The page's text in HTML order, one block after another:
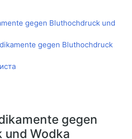
gegen Bluthochdruck und
gegen Bluthochdruck
gegen
und Wodka